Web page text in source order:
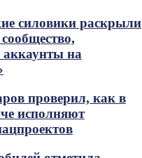
силовики раскрыли
на
проверил, как в
исполняют